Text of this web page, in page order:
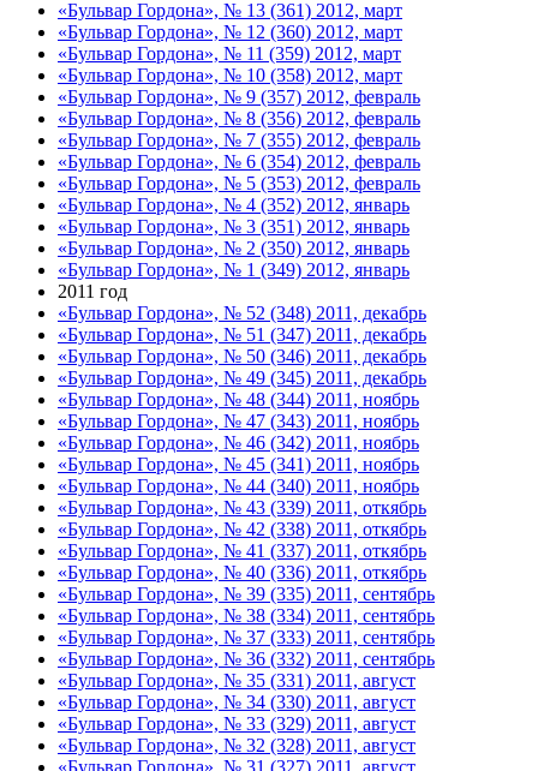
«Бульвар Гордона», № 13 (361) 2012, март
«Бульвар Гордона», № 12 (360) 2012, март
«Бульвар Гордона», № 11 (359) 2012, март
«Бульвар Гордона», № 10 (358) 2012, март
«Бульвар Гордона», № 9 (357) 2012, февраль
«Бульвар Гордона», № 8 (356) 2012, февраль
«Бульвар Гордона», № 7 (355) 2012, февраль
«Бульвар Гордона», № 6 (354) 2012, февраль
«Бульвар Гордона», № 5 (353) 2012, февраль
«Бульвар Гордона», № 4 (352) 2012, январь
«Бульвар Гордона», № 3 (351) 2012, январь
«Бульвар Гордона», № 2 (350) 2012, январь
«Бульвар Гордона», № 1 (349) 2012, январь
2011 год
«Бульвар Гордона», № 52 (348) 2011, декабрь
«Бульвар Гордона», № 51 (347) 2011, декабрь
«Бульвар Гордона», № 50 (346) 2011, декабрь
«Бульвар Гордона», № 49 (345) 2011, декабрь
«Бульвар Гордона», № 48 (344) 2011, ноябрь
«Бульвар Гордона», № 47 (343) 2011, ноябрь
«Бульвар Гордона», № 46 (342) 2011, ноябрь
«Бульвар Гордона», № 45 (341) 2011, ноябрь
«Бульвар Гордона», № 44 (340) 2011, ноябрь
«Бульвар Гордона», № 43 (339) 2011, откябрь
«Бульвар Гордона», № 42 (338) 2011, откябрь
«Бульвар Гордона», № 41 (337) 2011, откябрь
«Бульвар Гордона», № 40 (336) 2011, откябрь
«Бульвар Гордона», № 39 (335) 2011, сентябрь
«Бульвар Гордона», № 38 (334) 2011, сентябрь
«Бульвар Гордона», № 37 (333) 2011, сентябрь
«Бульвар Гордона», № 36 (332) 2011, сентябрь
«Бульвар Гордона», № 35 (331) 2011, август
«Бульвар Гордона», № 34 (330) 2011, август
«Бульвар Гордона», № 33 (329) 2011, август
«Бульвар Гордона», № 32 (328) 2011, август
«Бульвар Гордона», № 31 (327) 2011, август